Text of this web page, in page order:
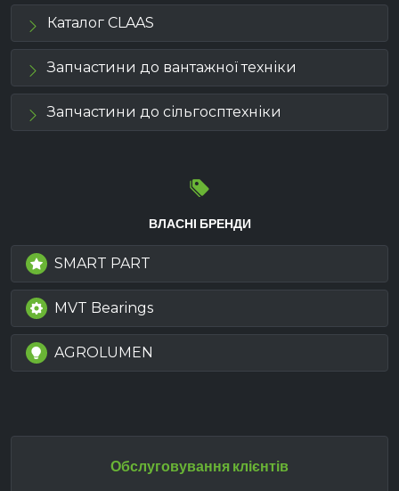
Каталог CLAAS
Запчастини до вантажної техніки
Запчастини до сільгосптехніки
ВЛАСНІ БРЕНДИ
SMART PART
MVT Bearings
AGROLUMEN
Обслуговування клієнтів